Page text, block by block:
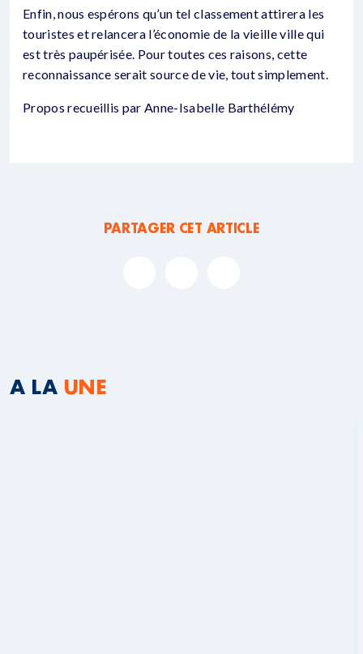
Enfin, nous espérons qu’un tel classement attirera les
touristes et relancera l’économie de la vieille ville qui
est très paupérisée. Pour toutes ces raisons, cette
reconnaissance serait source de vie, tout simplement.
Propos recueillis par Anne-Isabelle Barthélémy
PARTAGER CET ARTICLE
A LA UNE